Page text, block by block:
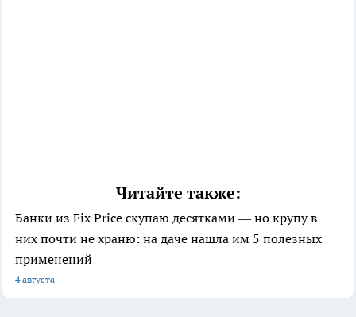
Читайте также:
Банки из Fix Price скупаю десятками — но крупу в
них почти не храню: на даче нашла им 5 полезных
применений
4 августа